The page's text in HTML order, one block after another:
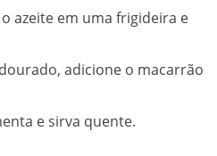
azeite em uma frigideira e
adicione o macarrão
e sirva quente.